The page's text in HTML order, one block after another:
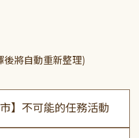
後將自動重新整理)
市】不可能的任務活動